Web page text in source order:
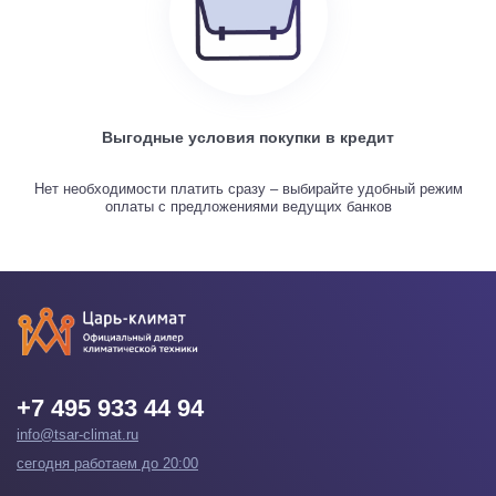
Выгодные условия покупки в кредит
Нет необходимости платить сразу – выбирайте удобный режим
оплаты с предложениями ведущих банков
+7 495 933 44 94
info@tsar-climat.ru
сегодня работаем до 20:00